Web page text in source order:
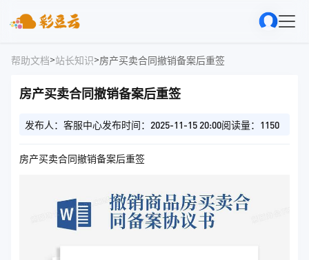
帮助文档>站长知识>房产买卖合同撤销备案后重签
房产买卖合同撤销备案后重签
发布人：客服中心发布时间：2025-11-15 20:00阅读量：1150
房产买卖合同撤销备案后重签